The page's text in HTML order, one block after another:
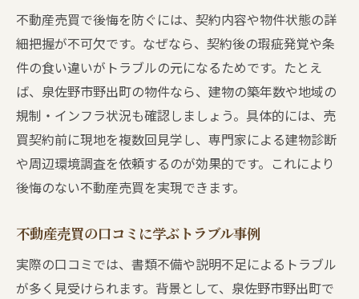
不動産売買で後悔を防ぐには、契約内容や物件状態の詳
細把握が不可欠です。なぜなら、契約後の瑕疵発覚や条
件の食い違いがトラブルの元になるためです。たとえ
ば、泉佐野市野出町の物件なら、建物の築年数や地域の
規制・インフラ状況も確認しましょう。具体的には、売
買契約前に現地を複数回見学し、専門家による建物診断
や周辺環境調査を依頼するのが効果的です。これにより
後悔のない不動産売買を実現できます。
不動産売買の口コミに学ぶトラブル事例
実際の口コミでは、書類不備や説明不足によるトラブル
が多く見受けられます。背景として、泉佐野市野出町で